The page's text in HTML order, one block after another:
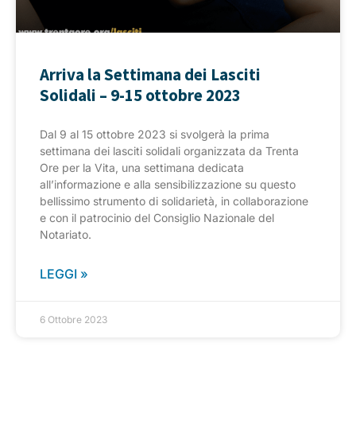
Arriva la Settimana dei Lasciti
Solidali – 9-15 ottobre 2023
Dal 9 al 15 ottobre 2023 si svolgerà la prima
settimana dei lasciti solidali organizzata da Trenta
Ore per la Vita, una settimana dedicata
all’informazione e alla sensibilizzazione su questo
bellissimo strumento di solidarietà, in collaborazione
e con il patrocinio del Consiglio Nazionale del
Notariato.
LEGGI »
6 Ottobre 2023